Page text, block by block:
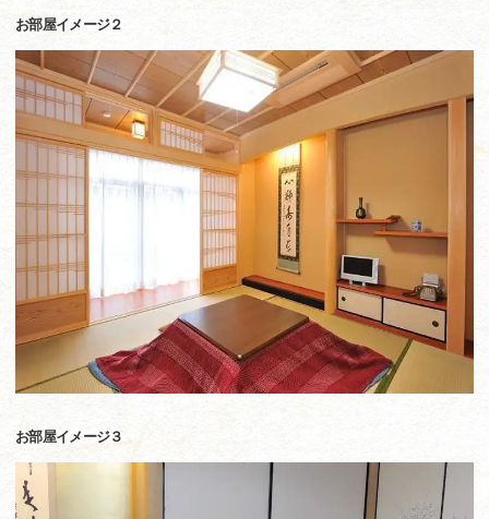
お部屋イメージ２
お部屋イメージ３